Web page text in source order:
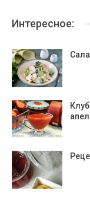
Интересное: